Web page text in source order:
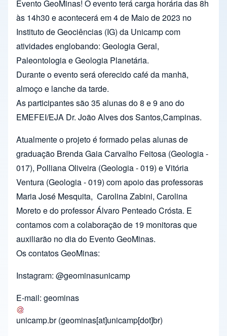
Evento GeoMinas! O evento terá carga horária das 8h
às 14h30 e acontecerá em 4 de Maio de 2023 no
Instituto de Geociências (IG) da Unicamp com
atividades englobando: Geologia Geral,
Paleontologia e Geologia Planetária.
Durante o evento será oferecido café da manhã,
almoço e lanche da tarde.
As participantes são 35 alunas do 8 e 9 ano do
EMEFEI/EJA Dr. João Alves dos Santos,Campinas.
Atualmente o projeto é formado pelas alunas de
graduação Brenda Gaia Carvalho Feitosa (Geologia -
017), Polliana Oliveira (Geologia - 019) e Vitória
Ventura (Geologia - 019) com apoio das professoras
Maria José Mesquita, Carolina Zabini, Carolina
Moreto e do professor Álvaro Penteado Crósta. E
contamos com a colaboração de 19 monitoras que
auxiliarão no dia do Evento GeoMinas.
Os contatos GeoMinas:
Instagram: @geominasunicamp
E-mail: geominas
unicamp.br(geominas[at]unicamp[dot]br)